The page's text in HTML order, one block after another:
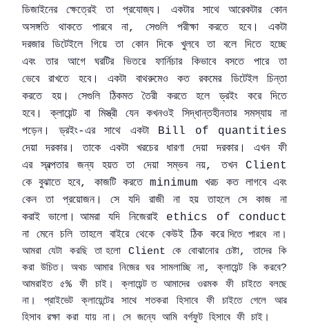
ডিজাইনের
ক্ষেত্রেই তা প্রযোজ্য। একটার সাথে আরেকটার
কোন
অসঙ্গতি
থাকতে পারবে না, সেগুলি পরীক্ষা করতে হবে।
একটা
দরজার
ডিটেইলে গিয়ে তা কোন দিকে খুলবে তা বলে দিতে
হচ্ছে
এবং
তার আগে ঘরটির ভিতরে ফার্নিচার কিভাবে বসতে পারে
তা
ভেবে
রাখতে হবে। একটা বাথরুমেও কত রকমের ডিটেইল
চিন্তা
করতে
হয়। সেগুলি ঠিকমত তৈরী করতে হলে ড্রইং করে
দিতে
হবে।
ক্লায়েন্ট বা মিস্ত্রী যেন কখনওই সিদ্ধান্তহীনতার সমস্যায়
না
পড়েন।
ড্রইং-এর সাথে একটাBill of quantities
দেয়া দরকার। তাকে একটা খরচের ধারণা দেয়া দরকার। এখন
ফী
এর
স্বল্পতার জন্য হয়ত তা দেয়া সম্ভব নয়,তখনClient
কে বুঝাতে হবে, কাজটি করতেminimumখরচ কত লাগবে
এবং
কেন
তা প্রয়োজন। সে যদি রাজী না হয় তাহলে সে কাজ
না
করাই
ভালো। আমরা যদি নিজেরাইethics of conduct
না মেনে চলি তাহলে বাইরে থেকে কেউই ঠিক করে দিতে পারবে
না।
আমরা
যেটা করছি তা হলো Client কে বোঝানোর চেষ্টা,তাদের
কি
করা উচিত। অথচ আমার নিজের ঘর সামলাচ্ছি না,ক্লায়েন্ট কি করবে?
আমরাইত
৫% ফী চাই। ক্লায়েন্ট ত আমাদের ওরমক ফী চাইতে
বলছে
না।
প্রাইভেট ক্লায়েন্টের সাথে শতকরা হিসাবে ফী চাইতে গেলে
আর
হিসাব রক্ষা করা যায় না। সে জন্যে আমি বর্গফুট হিসাবে ফী চাই।